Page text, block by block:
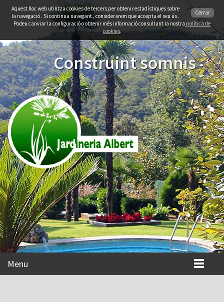
Construint somnis
Menu
Cerrar
Aquest lloc web utilitza cookies de tercers per obtenir estadístiques sobre
la navegació . Si continua navegant , considerarem que accepta el seu ús .
Podeu canviar la configuració o obtenir més informació consultant la nostra política de
cookies.